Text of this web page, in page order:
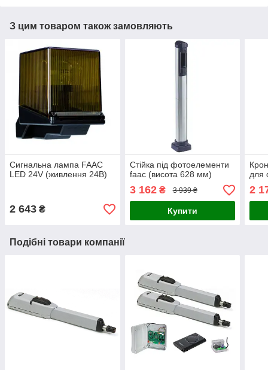
З цим товаром також замовляють
Сигнальна лампа FAAC
LED 24V (живлення 24В)
2 643 ₴
Стійка під фотоелементи
faac (висота 628 мм)
3 162₴ 3 939 ₴
Купити
для
2
Подібні товари компанії